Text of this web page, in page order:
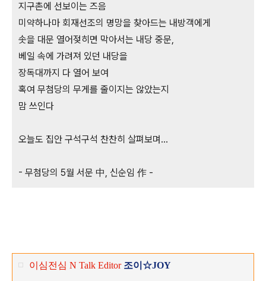
지구촌에 선보이는 즈음
미약하나마 회재선조의 명망을 찾아드는 내방객에게
솟을 대문 열어젖히면 막아서는 내당 중문,
베일 속에 가려져 있던 내당을
장독대까지 다 열어 보여
혹여 무첨당의 무게를 줄이지는 않았는지
맘 쓰인다
오늘도 집안 구석구석 찬찬히 살펴보며…
- 무첨당의 5월 서문 中, 신순임 作 -
이심전심 N Talk Editor 조이☆JOY